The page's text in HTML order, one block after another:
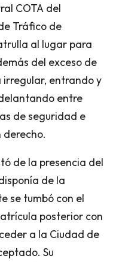
COTA del
Tráfico de
al lugar para
del exceso de
entrando y
entre
de seguridad e
derecho.
de la presencia del
de la
se tumbó con el
posterior con
a la Ciudad de
Su